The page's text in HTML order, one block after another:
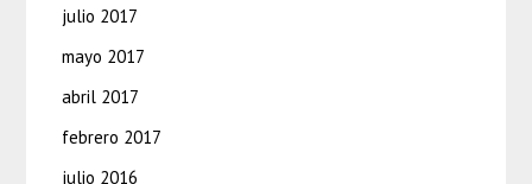
julio 2017
mayo 2017
abril 2017
febrero 2017
julio 2016